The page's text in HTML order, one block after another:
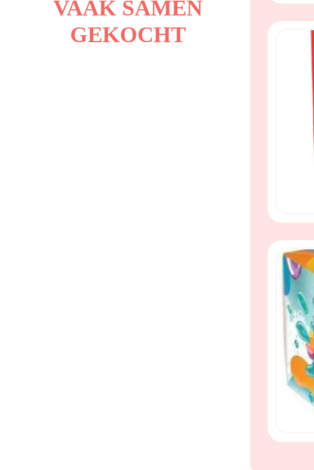
VAAK SAMEN
GEKOCHT
slijm